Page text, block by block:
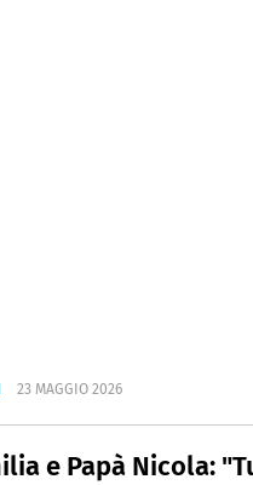
23 MAGGIO 2026
e Papà Nicola: